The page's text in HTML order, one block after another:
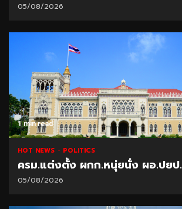
05/08/2026
1 min read
HOT NEWS POLITICS
ครม.แต่งตั้ง ผกก.หนุ่ยนั่ง ผอ.ปยป.
05/08/2026